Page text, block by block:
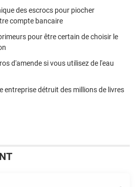
des escrocs pour piocher
compte bancaire
pour être certain de choisir le
d'amende si vous utilisez de l'eau
entreprise détruit des millions de livres